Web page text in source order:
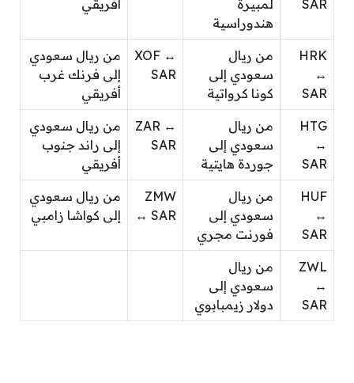
SAR
لمبيرة
هندوراسية
أفريقي
HRK
↔
SAR
من ريال
سعودي إلى
كونا كرواتية
XOF ↔
SAR
من ريال سعودي
إلى فرنك غرب
أفريقي
HTG
↔
SAR
من ريال
سعودي إلى
جوردة هايتية
ZAR ↔
SAR
من ريال سعودي
إلى راند جنوب
أفريقي
HUF
↔
SAR
من ريال
سعودي إلى
فورنت مجري
ZMW
↔ SAR
من ريال سعودي
إلى كواشا زامبي
ZWL
↔
SAR
من ريال
سعودي إلى
دولار زيمبابوي